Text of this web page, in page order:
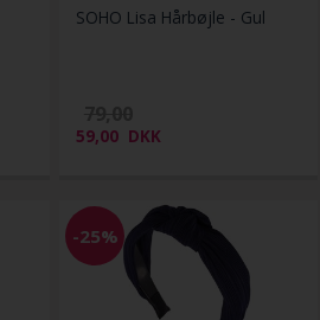
SOHO Lisa Hårbøjle - Gul
59,00 DKK
-25%